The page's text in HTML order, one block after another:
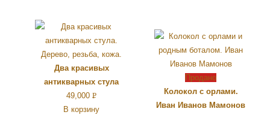
Два красивых
антикварных стула
49,000 Р
УБ.
В корзину
Продано
Колокол с орлами.
Иван Иванов Мамонов